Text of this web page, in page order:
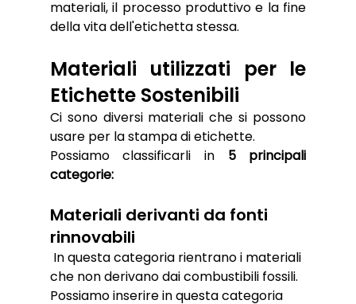
materiali, il processo produttivo e la fine
della vita dell'etichetta stessa.
Materiali utilizzati per le
Etichette Sostenibili
Ci sono diversi materiali che si possono
usare per la stampa di etichette.
Possiamo classificarli in 5 principali
categorie:
Materiali derivanti da fonti
rinnovabili
che non derivano dai combustibili fossili.
Possiamo inserire in questa categoria